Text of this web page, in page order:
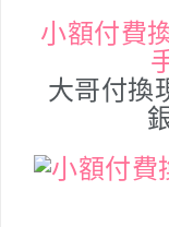
小額付費
大哥付換